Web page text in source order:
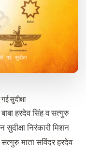
सुदीक्षा
सुदीक्षा
हरदेव सिंह व सत्गुरु
सुदीक्षा निरंकारी मिशन
माता सविंदर हरदेव